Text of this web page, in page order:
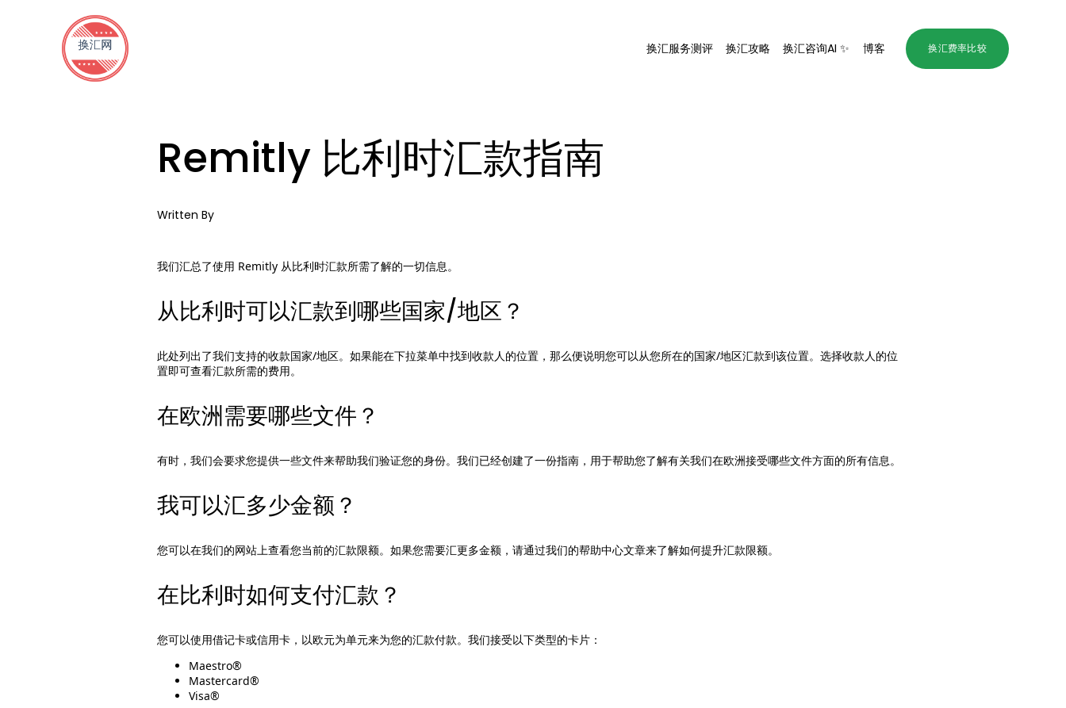
换汇服务测评 换汇攻略 换汇咨询AI ✨ 博客 换汇费率比较
Remitly 比利时汇款指南
Written By
我们汇总了使用 Remitly 从比利时汇款所需了解的一切信息。
从比利时可以汇款到哪些国家/地区？
此处列出了我们支持的收款国家/地区。如果能在下拉菜单中找到收款人的位置，那么便说明您可以从您所在的国家/地区汇款到该位置。选择收款人的位
置即可查看汇款所需的费用。
在欧洲需要哪些文件？
有时，我们会要求您提供一些文件来帮助我们验证您的身份。我们已经创建了一份指南，用于帮助您了解有关我们在欧洲接受哪些文件方面的所有信息。
我可以汇多少金额？
您可以在我们的网站上查看您当前的汇款限额。如果您需要汇更多金额，请通过我们的帮助中心文章来了解如何提升汇款限额。
在比利时如何支付汇款？
您可以使用借记卡或信用卡，以欧元为单元来为您的汇款付款。我们接受以下类型的卡片：
Maestro®
Mastercard®
Visa®